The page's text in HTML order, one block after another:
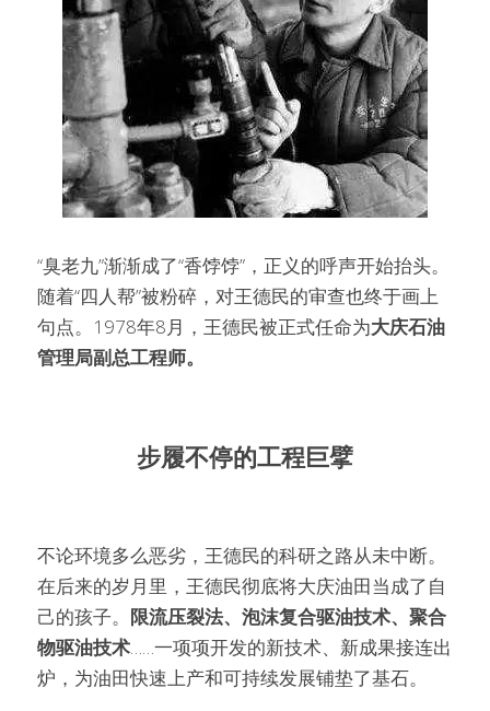
“臭老九”渐渐成了“香饽饽”，正义的呼声开始抬头。
随着“四人帮”被粉碎，对王德民的审查也终于画上
句点。1978年8月，王德民被正式任命为大庆石油
管理局副总工程师。
步履不停的工程巨擘
不论环境多么恶劣，王德民的科研之路从未中断。
在后来的岁月里，王德民彻底将大庆油田当成了自
己的孩子。 限流压裂法、泡沫复合驱油技术、聚合
物驱油技术……一项项开发的新技术、新成果接连出
炉，为油田快速上产和可持续发展铺垫了基石。